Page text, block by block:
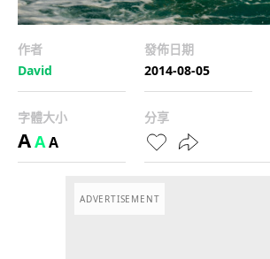
作者
David
發佈日期
2014-08-05
字體大小
AAA
分享
ADVERTISEMENT